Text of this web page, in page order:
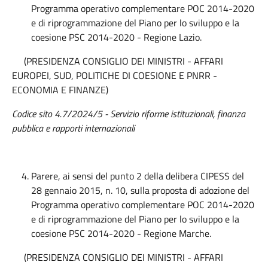
Programma operativo complementare POC 2014-2020
e di riprogrammazione del Piano per lo sviluppo e la
coesione PSC 2014-2020 - Regione Lazio.
(PRESIDENZA CONSIGLIO DEI MINISTRI - AFFARI
EUROPEI, SUD, POLITICHE DI COESIONE E PNRR -
ECONOMIA E FINANZE)
Codice sito 4.7/2024/5 - Servizio riforme istituzionali, finanza
pubblica e rapporti internazionali
Parere, ai sensi del punto 2 della delibera CIPESS del
28 gennaio 2015, n. 10, sulla proposta di adozione del
Programma operativo complementare POC 2014-2020
e di riprogrammazione del Piano per lo sviluppo e la
coesione PSC 2014-2020 - Regione Marche.
(PRESIDENZA CONSIGLIO DEI MINISTRI - AFFARI